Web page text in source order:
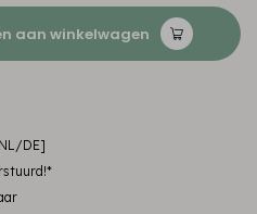
aan winkelwagen
DE]